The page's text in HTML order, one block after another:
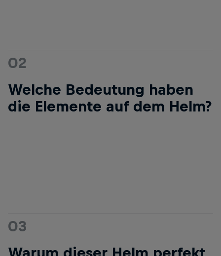
02
Welche Bedeutung haben
die Elemente auf dem Helm?
03
Warum dieser Helm perfekt